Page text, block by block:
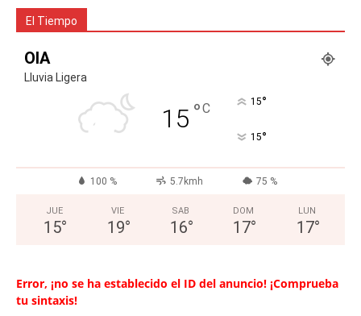
El Tiempo
OIA
Lluvia Ligera
15 °C 15°
15°
100 % 5.7kmh 75 %
JUE
15°
VIE
19°
SAB
16°
DOM
17°
LUN
17°
Error, ¡no se ha establecido el ID del anuncio! ¡Comprueba
tu sintaxis!